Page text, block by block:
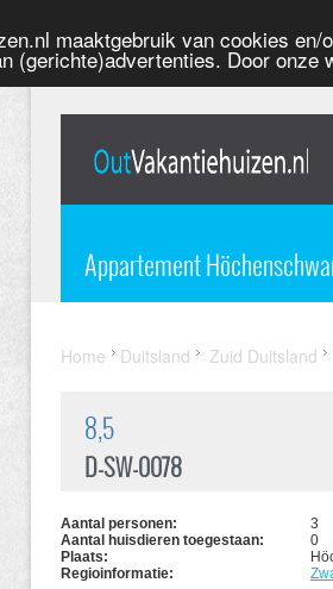
maaktgebruik van cookies
(gerichte)advertenties. Door
Appartement
Home Duitsland Zuid Duitsland
8,5
D-SW-0078
Aantal personen:
3
Aantal huisdieren toegestaan:
0
Plaats:
Regioinformatie: